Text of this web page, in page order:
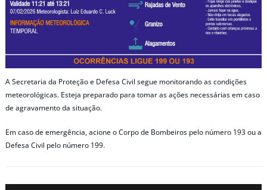
A Secretaria da Proteção e Defesa Civil segue monitorando as condições
meteorológicas. Esteja preparado para tomar as ações necessárias em caso
de agravamento da situação.
Em caso de emergência, acione o Corpo de Bombeiros pelo número 193 ou a
Defesa Civil pelo número 199.